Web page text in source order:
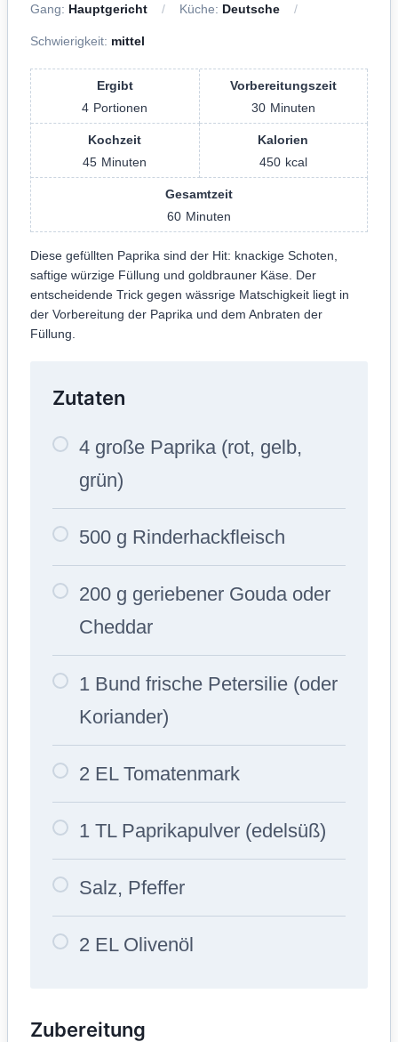
Gang: Hauptgericht Küche: Deutsche
Schwierigkeit: mittel
Ergibt
4 Portionen
Vorbereitungszeit
30 Minuten
Kochzeit
45 Minuten
Kalorien
450 kcal
Gesamtzeit
60 Minuten
Diese gefüllten Paprika sind der Hit: knackige Schoten,
saftige würzige Füllung und goldbrauner Käse. Der
entscheidende Trick gegen wässrige Matschigkeit liegt in
der Vorbereitung der Paprika und dem Anbraten der
Füllung.
Zutaten
4 große Paprika (rot, gelb,
grün)
500 g Rinderhackfleisch
200 g geriebener Gouda oder
Cheddar
1 Bund frische Petersilie (oder
Koriander)
2 EL Tomatenmark
1 TL Paprikapulver (edelsüß)
Salz, Pfeffer
2 EL Olivenöl
Zubereitung